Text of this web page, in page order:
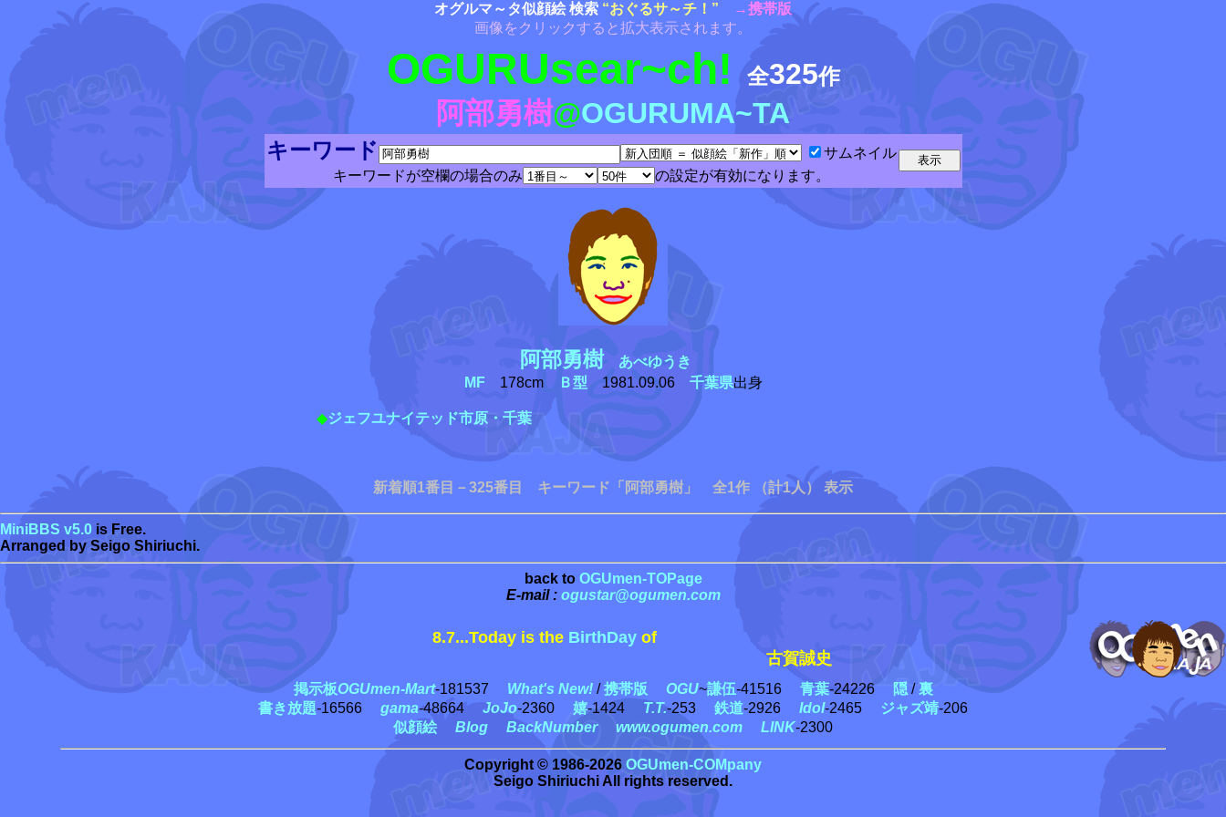
オグルマ～タ似顔絵 検索 “おぐるサ～チ！”
→携帯版
画像をクリックすると拡大表示されます。
OGURUsear~ch! 全325作
阿部勇樹@OGURUMA~TA
キーワード
サムネイル
キーワードが空欄の場合のみ
の設定が有効になります。
阿部勇樹 あべゆうき
MF178cm Ｂ型 1981.09.06 千葉県出身
◆ジェフユナイテッド市原・千葉
新着順1番目－325番目 キーワード「阿部勇樹」 全1作 （計1人） 表示
MiniBBS v5.0 is Free.
Arranged by Seigo Shiriuchi.
back to OGUmen-TOPage
E-mail : ogustar@ogumen.com
8.7...Today is the BirthDay of
古賀誠史
掲示板OGUmen-Mart-181537 What's New!/携帯版 OGU~謙伍-41516 青葉-24226 隠/ 裏
書き放題-16566 gama-48664 JoJo-2360 嬉-1424 T.T.-253 鉄道-2926 Idol-2465 ジャズ靖-206
似顔絵
Blog BackNumber www.ogumen.com LINK-2300
Copyright © 1986-2026 OGUmen-COMpany
Seigo Shiriuchi All rights reserved.